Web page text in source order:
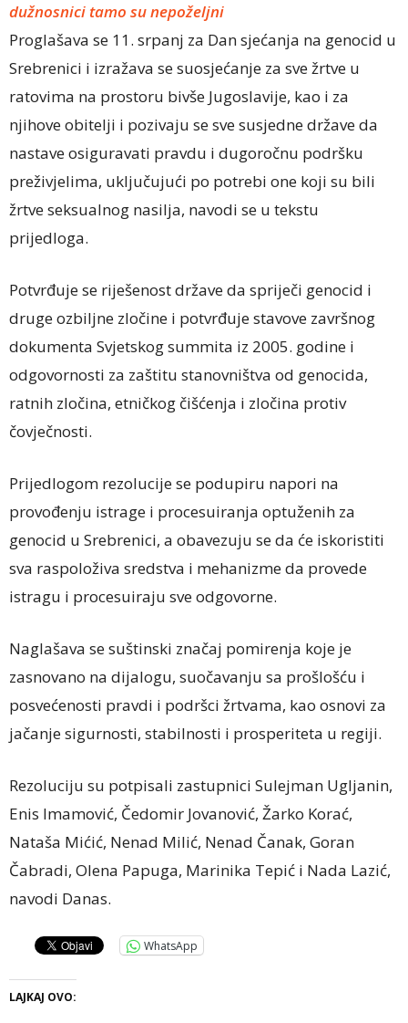
dužnosnici tamo su nepoželjni
Proglašava se 11. srpanj za Dan sjećanja na genocid u
Srebrenici i izražava se suosjećanje za sve žrtve u
ratovima na prostoru bivše Jugoslavije, kao i za
njihove obitelji i pozivaju se sve susjedne države da
nastave osiguravati pravdu i dugoročnu podršku
preživjelima, uključujući po potrebi one koji su bili
žrtve seksualnog nasilja, navodi se u tekstu
prijedloga.
Potvrđuje se riješenost države da spriječi genocid i
druge ozbiljne zločine i potvrđuje stavove završnog
dokumenta Svjetskog summita iz 2005. godine i
odgovornosti za zaštitu stanovništva od genocida,
ratnih zločina, etničkog čišćenja i zločina protiv
čovječnosti.
Prijedlogom rezolucije se podupiru napori na
provođenju istrage i procesuiranja optuženih za
genocid u Srebrenici, a obavezuju se da će iskoristiti
sva raspoloživa sredstva i mehanizme da provede
istragu i procesuiraju sve odgovorne.
Naglašava se suštinski značaj pomirenja koje je
zasnovano na dijalogu, suočavanju sa prošlošću i
posvećenosti pravdi i podršci žrtvama, kao osnovi za
jačanje sigurnosti, stabilnosti i prosperiteta u regiji.
Rezoluciju su potpisali zastupnici Sulejman Ugljanin,
Enis Imamović, Čedomir Jovanović, Žarko Korać,
Nataša Mićić, Nenad Milić, Nenad Čanak, Goran
Čabradi, Olena Papuga, Marinika Tepić i Nada Lazić,
navodi Danas.
WhatsApp
LAJKAJ OVO: